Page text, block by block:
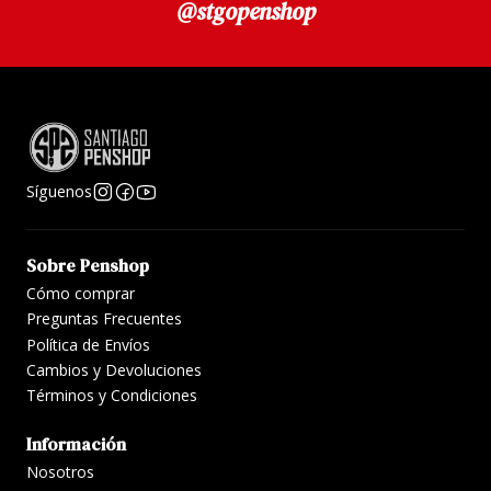
mano en lotes pequeños, los colores pueden variar
@stgopenshop
Síguenos
Sobre Penshop
Cómo comprar
Preguntas Frecuentes
Política de Envíos
Cambios y Devoluciones
Términos y Condiciones
Información
Nosotros